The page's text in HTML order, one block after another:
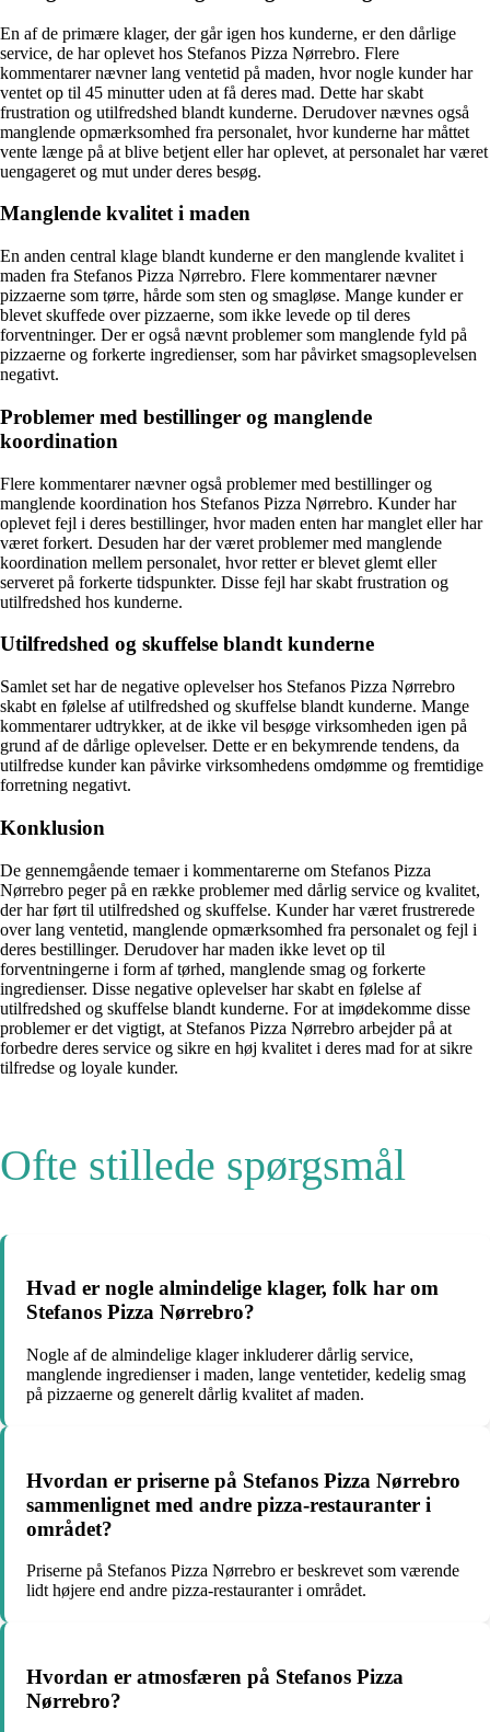
En af de primære klager, der går igen hos kunderne, er den dårlige
service, de har oplevet hos Stefanos Pizza Nørrebro. Flere
kommentarer nævner lang ventetid på maden, hvor nogle kunder har
ventet op til 45 minutter uden at få deres mad. Dette har skabt
frustration og utilfredshed blandt kunderne. Derudover nævnes også
manglende opmærksomhed fra personalet, hvor kunderne har måttet
vente længe på at blive betjent eller har oplevet, at personalet har været
uengageret og mut under deres besøg.
Manglende kvalitet i maden
En anden central klage blandt kunderne er den manglende kvalitet i
maden fra Stefanos Pizza Nørrebro. Flere kommentarer nævner
pizzaerne som tørre, hårde som sten og smagløse. Mange kunder er
blevet skuffede over pizzaerne, som ikke levede op til deres
forventninger. Der er også nævnt problemer som manglende fyld på
pizzaerne og forkerte ingredienser, som har påvirket smagsoplevelsen
negativt.
Problemer med bestillinger og manglende
koordination
Flere kommentarer nævner også problemer med bestillinger og
manglende koordination hos Stefanos Pizza Nørrebro. Kunder har
oplevet fejl i deres bestillinger, hvor maden enten har manglet eller har
været forkert. Desuden har der været problemer med manglende
koordination mellem personalet, hvor retter er blevet glemt eller
serveret på forkerte tidspunkter. Disse fejl har skabt frustration og
utilfredshed hos kunderne.
Utilfredshed og skuffelse blandt kunderne
Samlet set har de negative oplevelser hos Stefanos Pizza Nørrebro
skabt en følelse af utilfredshed og skuffelse blandt kunderne. Mange
kommentarer udtrykker, at de ikke vil besøge virksomheden igen på
grund af de dårlige oplevelser. Dette er en bekymrende tendens, da
utilfredse kunder kan påvirke virksomhedens omdømme og fremtidige
forretning negativt.
Konklusion
De gennemgående temaer i kommentarerne om Stefanos Pizza
Nørrebro peger på en række problemer med dårlig service og kvalitet,
der har ført til utilfredshed og skuffelse. Kunder har været frustrerede
over lang ventetid, manglende opmærksomhed fra personalet og fejl i
deres bestillinger. Derudover har maden ikke levet op til
forventningerne i form af tørhed, manglende smag og forkerte
ingredienser. Disse negative oplevelser har skabt en følelse af
utilfredshed og skuffelse blandt kunderne. For at imødekomme disse
problemer er det vigtigt, at Stefanos Pizza Nørrebro arbejder på at
forbedre deres service og sikre en høj kvalitet i deres mad for at sikre
tilfredse og loyale kunder.
Ofte stillede spørgsmål
Hvad er nogle almindelige klager, folk har om
Stefanos Pizza Nørrebro?
Nogle af de almindelige klager inkluderer dårlig service,
manglende ingredienser i maden, lange ventetider, kedelig smag
på pizzaerne og generelt dårlig kvalitet af maden.
Hvordan er priserne på Stefanos Pizza Nørrebro
sammenlignet med andre pizza-restauranter i
området?
Priserne på Stefanos Pizza Nørrebro er beskrevet som værende
lidt højere end andre pizza-restauranter i området.
Hvordan er atmosfæren på Stefanos Pizza
Nørrebro?